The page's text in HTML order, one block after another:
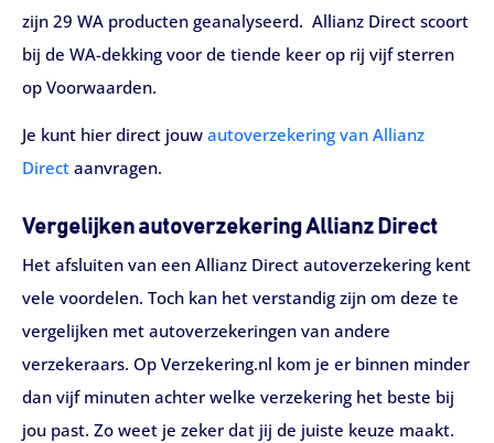
zijn 29 WA producten geanalyseerd. Allianz Direct scoort
bij de WA-dekking voor de tiende keer op rij vijf sterren
op Voorwaarden.
Je kunt hier direct jouw autoverzekering van Allianz
Direct aanvragen.
Vergelijken autoverzekering Allianz Direct
Het afsluiten van een Allianz Direct autoverzekering kent
vele voordelen. Toch kan het verstandig zijn om deze te
vergelijken met autoverzekeringen van andere
verzekeraars. Op Verzekering.nl kom je er binnen minder
dan vijf minuten achter welke verzekering het beste bij
jou past. Zo weet je zeker dat jij de juiste keuze maakt.